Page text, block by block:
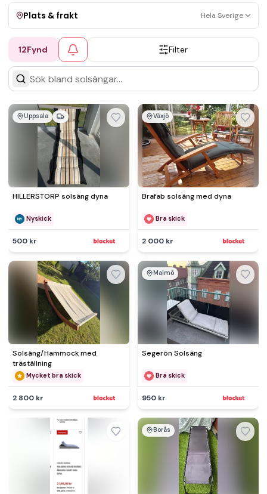
Plats & frakt Hela Sverige
Visa allt Kan skickas Upphämtning
12Fynd Filter
Uppsala
HILLERSTORP solsäng dyna
Nyskick
500 kr
Växjö
Brafab solsäng med dyna
Bra skick
2 000 kr
Solsäng/Hammock med
träställning
Mycket bra skick
2 800 kr
Malmö
Segerön Solsäng
Bra skick
950 kr
Borås